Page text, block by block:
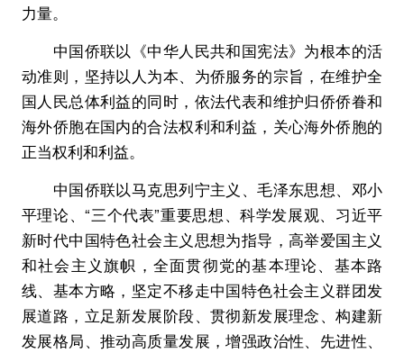
力量。
中国侨联以《中华人民共和国宪法》为根本的活
动准则，坚持以人为本、为侨服务的宗旨，在维护全
国人民总体利益的同时，依法代表和维护归侨侨眷和
海外侨胞在国内的合法权利和利益，关心海外侨胞的
正当权利和利益。
中国侨联以马克思列宁主义、毛泽东思想、邓小
平理论、“三个代表”重要思想、科学发展观、习近平
新时代中国特色社会主义思想为指导，高举爱国主义
和社会主义旗帜，全面贯彻党的基本理论、基本路
线、基本方略，坚定不移走中国特色社会主义群团发
展道路，立足新发展阶段、贯彻新发展理念、构建新
发展格局、推动高质量发展，增强政治性、先进性、